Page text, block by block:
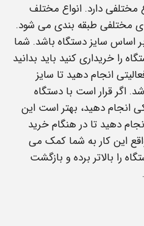
دارد. انواع مختلف
مختلفی طبقه بندی می شود.
سایز دستگاه باشد. شما
را خریداری کنید باید بدانید
انجام دهید تا سایز
اگر قرار است با دستگاه
دهید، بهتر است این
دهید تا در هنگام خرید
این کار به شما کمک می
را بالاتر برده و بازگشت